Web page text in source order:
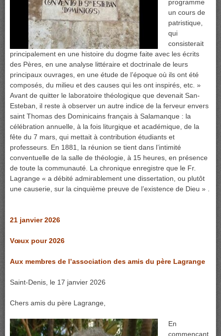
programme
un cours de
patristique,
qui
consisterait
principalement en une histoire du dogme faite avec les écrits
des Pères, en une analyse littéraire et doctrinale de leurs
principaux ouvrages, en une étude de l’époque où ils ont été
composés, du milieu et des causes qui les ont inspirés, etc. »
Avant de quitter le laboratoire théologique que devenait San-
Esteban, il reste à observer un autre indice de la ferveur envers
saint Thomas des Dominicains français à Salamanque : la
célébration annuelle, à la fois liturgique et académique, de la
fête du 7 mars, qui mettait à contribution étudiants et
professeurs. En 1881, la réunion se tient dans l’intimité
conventuelle de la salle de théologie, à 15 heures, en présence
de toute la communauté. La chronique enregistre que le Fr.
Lagrange « a débité admirablement une dissertation, ou plutôt
une causerie, sur la cinquième preuve de l’existence de Dieu » .
21 janvier 2026
Vœux pour 2026
Aux membres de l’association des amis du père Lagrange
Saint-Denis, le 17 janvier 2026
Chers amis du père Lagrange,
En
commençant